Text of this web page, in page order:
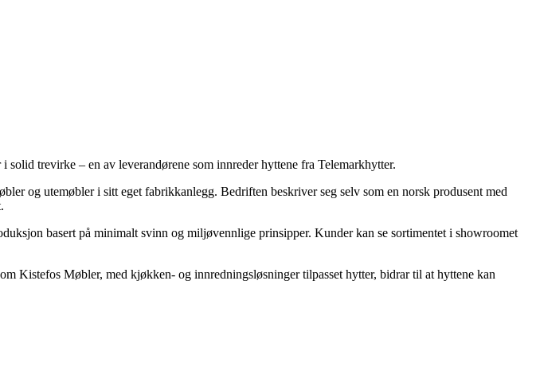
trevirke – en av leverandørene som innreder hyttene fra Telemarkhytter.
og utemøbler i sitt eget fabrikkanlegg. Bedriften beskriver seg selv som en norsk produsent med
basert på minimalt svinn og miljøvennlige prinsipper. Kunder kan se sortimentet i showroomet
Kistefos Møbler, med kjøkken- og innredningsløsninger tilpasset hytter, bidrar til at hyttene kan